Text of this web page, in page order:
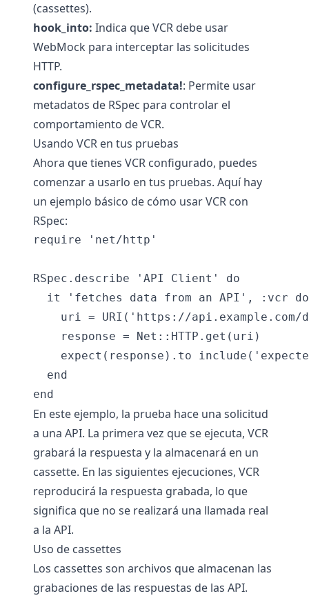
(cassettes).
hook_into: Indica que VCR debe usar
WebMock para interceptar las solicitudes
HTTP.
configure_rspec_metadata!: Permite usar
metadatos de RSpec para controlar el
comportamiento de VCR.
Usando VCR en tus pruebas
Ahora que tienes VCR configurado, puedes
comenzar a usarlo en tus pruebas. Aquí hay
un ejemplo básico de cómo usar VCR con
RSpec:
require 'net/http'
RSpec.describe 'API Client' do
  it 'fetches data from an API', :vcr do
uri = URI('https://api.example.com/
    response = Net::HTTP.get(uri)
expect(response).to
  end
En este ejemplo, la prueba hace una solicitud
a una API. La primera vez que se ejecuta, VCR
grabará la respuesta y la almacenará en un
cassette. En las siguientes ejecuciones, VCR
reproducirá la respuesta grabada, lo que
significa que no se realizará una llamada real
a la API.
Uso de cassettes
Los cassettes son archivos que almacenan las
grabaciones de las respuestas de las API.